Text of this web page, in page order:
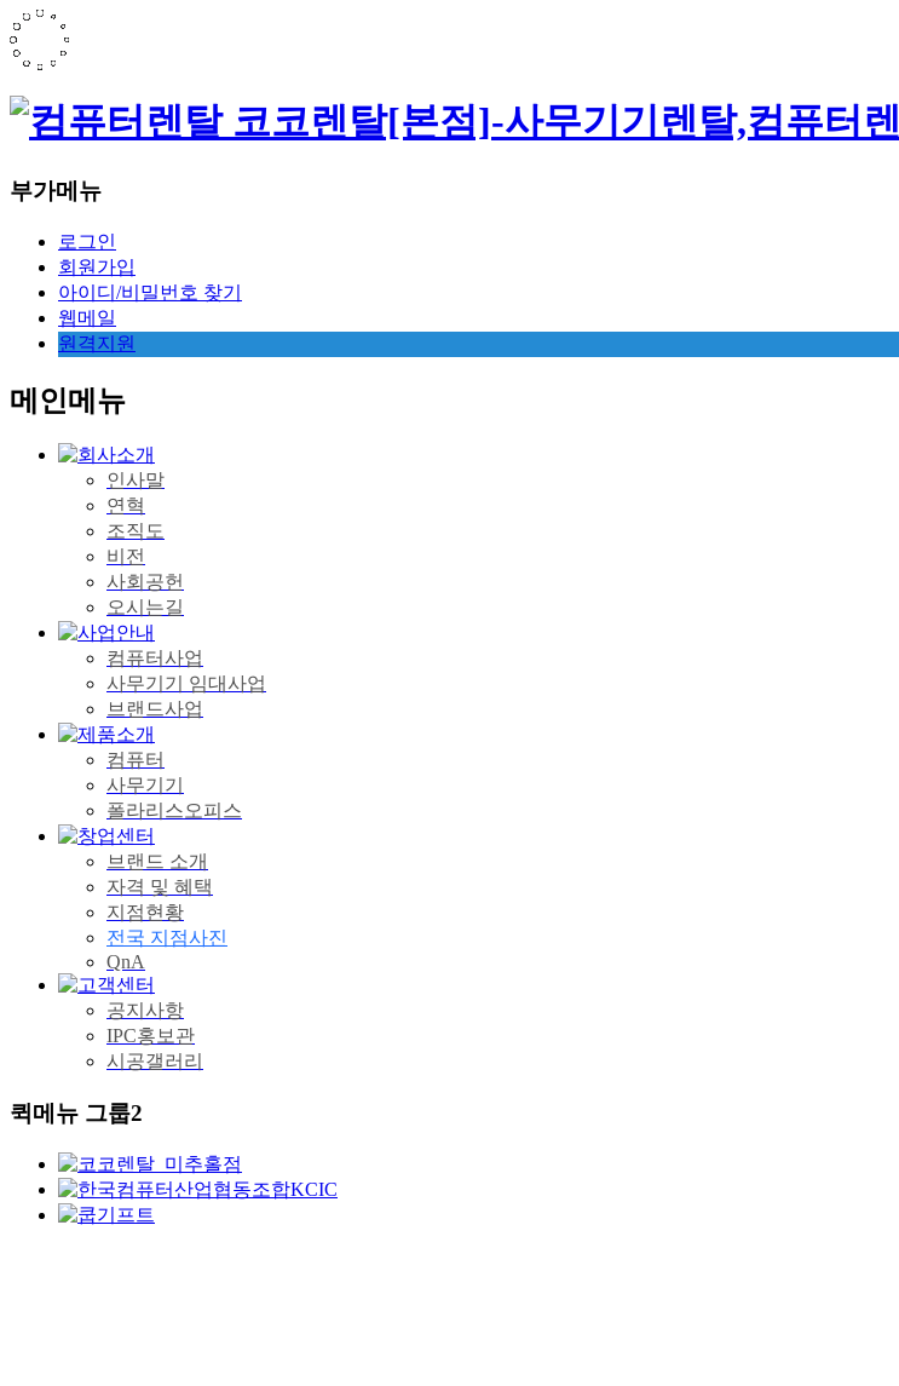
부가메뉴
로그인
회원가입
아이디/비밀번호 찾기
웹메일
원격지원
메인메뉴
인사말
연혁
조직도
비전
사회공헌
오시는길
컴퓨터사업
사무기기 임대사업
브랜드사업
컴퓨터
사무기기
폴라리스오피스
브랜드 소개
자격 및 혜택
지점현황
전국 지점사진
QnA
공지사항
IPC홍보관
시공갤러리
퀵메뉴 그룹2